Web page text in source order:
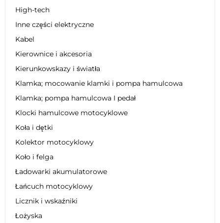
High-tech
Inne części elektryczne
Kabel
Kierownice i akcesoria
Kierunkowskazy i światła
Klamka; mocowanie klamki i pompa hamulcowa
Klamka; pompa hamulcowa I pedał
Klocki hamulcowe motocyklowe
Koła i dętki
Kolektor motocyklowy
Koło i felga
Ładowarki akumulatorowe
Łańcuch motocyklowy
Licznik i wskaźniki
Łożyska